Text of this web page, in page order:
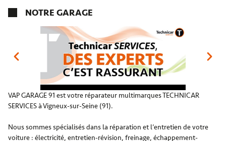
NOTRE GARAGE
VAP GARAGE 91 est votre réparateur multimarques TECHNICAR
SERVICES à Vigneux-sur-Seine (91).
Nous sommes spécialisés dans la réparation et l’entretien de votre
voiture : électricité, entretien-révision, freinage, échappement-